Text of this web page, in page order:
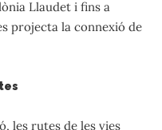
Llaudet i fins a
projecta la connexió de
les rutes de les vies